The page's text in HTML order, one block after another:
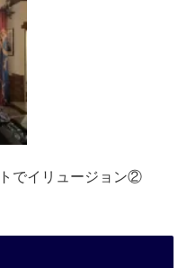
でイリュージョン②